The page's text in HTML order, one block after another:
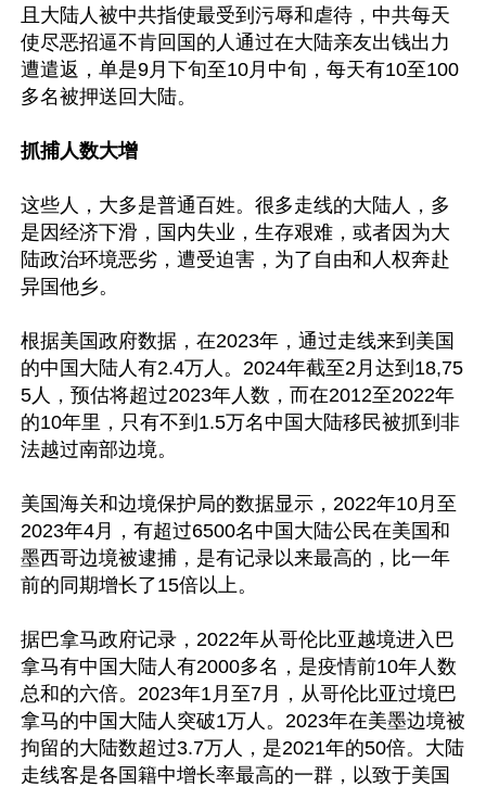
且大陆人被中共指使最受到污辱和虐待，中共每天
使尽恶招逼不肯回国的人通过在大陆亲友出钱出力
遭遣返，单是9月下旬至10月中旬，每天有10至100
多名被押送回大陆。
抓捕人数大增
这些人，大多是普通百姓。很多走线的大陆人，多
是因经济下滑，国内失业，生存艰难，或者因为大
陆政治环境恶劣，遭受迫害，为了自由和人权奔赴
异国他乡。
根据美国政府数据，在2023年，通过走线来到美国
的中国大陆人有2.4万人。2024年截至2月达到18,75
5人，预估将超过2023年人数，而在2012至2022年
的10年里，只有不到1.5万名中国大陆移民被抓到非
法越过南部边境。
美国海关和边境保护局的数据显示，2022年10月至
2023年4月，有超过6500名中国大陆公民在美国和
墨西哥边境被逮捕，是有记录以来最高的，比一年
前的同期增长了15倍以上。
据巴拿马政府记录，2022年从哥伦比亚越境进入巴
拿马有中国大陆人有2000多名，是疫情前10年人数
总和的六倍。2023年1月至7月，从哥伦比亚过境巴
拿马的中国大陆人突破1万人。2023年在美墨边境被
拘留的大陆数超过3.7万人，是2021年的50倍。大陆
走线客是各国籍中增长率最高的一群，以致于美国